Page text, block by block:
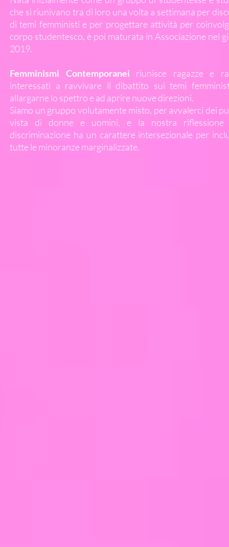
che si riunivano tra di loro una volta a settimana per
di temi femministi e per progettare attività per
corpo studentesco, è poi maturata in Associazione nel
2019.
Femminismi Contemporanei riunisce ragazze e
interessati a ravvivare il dibattito sui temi
allargarne lo spettro e ad aprire nuove direzioni.
Siamo un gruppo volutamente misto, per avvalerci dei
vista di donne e uomini, e la nostra riflessione
discriminazione ha un carattere intersezionale per
tutte le minoranze marginalizzate.